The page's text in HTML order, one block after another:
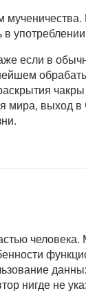
если в
выход в
нигде не